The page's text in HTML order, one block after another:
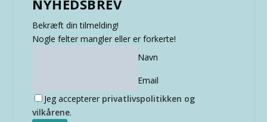
NYHEDSBREV
Bekræft din tilmelding!
Nogle felter mangler eller er forkerte!
Navn
Email
Jeg accepterer privatlivspolitikken og
vilkårene.